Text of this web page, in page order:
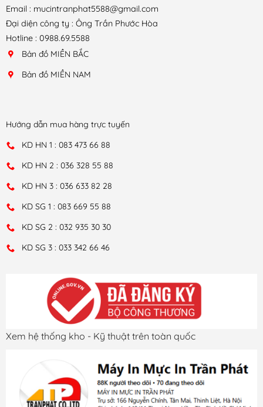
Email : mucintranphat5588@gmail.com
Đại diện công ty : Ông Trần Phước Hòa
Hotline : 0988.69.5588
Bản đồ MIỀN BẮC
Bản đồ MIỀN NAM
Hướng dẫn mua hàng trực tuyến
KD HN 1 : 083 473 66 88
KD HN 2 : 036 328 55 88
KD HN 3 : 036 633 82 28
KD SG 1 : 083 669 55 88
KD SG 2 : 032 935 30 30
KD SG 3 : 033 342 66 46
Xem hệ thống kho - Kỹ thuật trên toàn quốc